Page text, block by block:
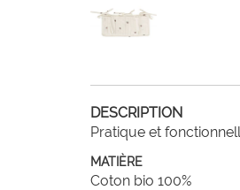
DESCRIPTION
Pratique et
MATIÈRE
Coton bio 100%